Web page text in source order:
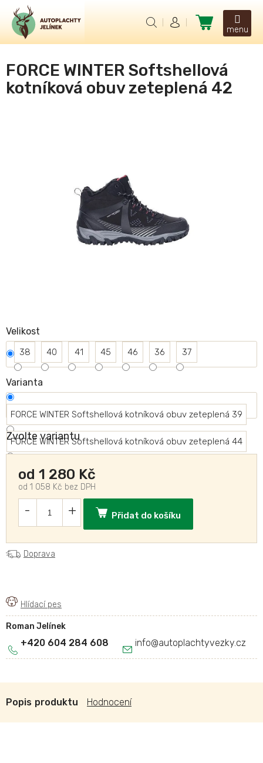
obsah
Nákupní
košík
FORCE WINTER Softshellová
kotníková obuv zeteplená 42
Zvolte variantu
Velikost
38 40 41 45 46 36 37
Varianta
FORCE WINTER Softshellová kotníková obuv zeteplená 39
FORCE WINTER Softshellová kotníková obuv zeteplená 44
FORCE WINTER Softshellová kotníková obuv zeteplená 42
od 1 280 Kč
od 1 058 Kč bez DPH
Přidat do košíku
Roman Jelínek
info@autoplachtyvezky.cz
+420 604 284 608
Doprava
Popis Hodnocení